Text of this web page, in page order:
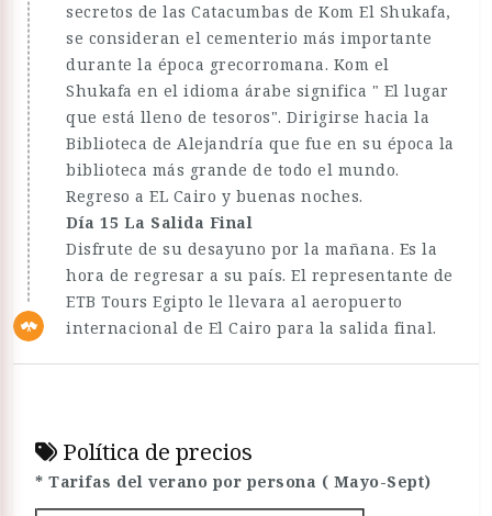
secretos de las Catacumbas de Kom El Shukafa,
se consideran el cementerio más importante
durante la época grecorromana. Kom el
Shukafa en el idioma árabe significa " El lugar
que está lleno de tesoros". Dirigirse hacia la
Biblioteca de Alejandría que fue en su época la
biblioteca más grande de todo el mundo.
Regreso a EL Cairo y buenas noches.
Día 15 La Salida Final
Disfrute de su desayuno por la mañana. Es la
hora de regresar a su país. El representante de
ETB Tours Egipto le llevara al aeropuerto
internacional de El Cairo para la salida final.
Política de precios
* Tarifas del verano por persona ( Mayo-Sept)